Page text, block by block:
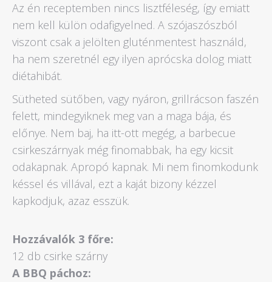
Az én receptemben nincs lisztféleség, így emiatt
nem kell külön odafigyelned. A szójaszószból
viszont csak a jelölten gluténmentest használd,
ha nem szeretnél egy ilyen aprócska dolog miatt
diétahibát.
Sütheted sütőben, vagy nyáron, grillrácson faszén
felett, mindegyiknek meg van a maga bája, és
előnye. Nem baj, ha itt-ott megég, a barbecue
csirkeszárnyak még finomabbak, ha egy kicsit
odakapnak. Apropó kapnak. Mi nem finomkodunk
késsel és villával, ezt a kaját bizony kézzel
kapkodjuk, azaz esszük.
Hozzávalók 3 főre:
12 db csirke szárny
A BBQ páchoz: